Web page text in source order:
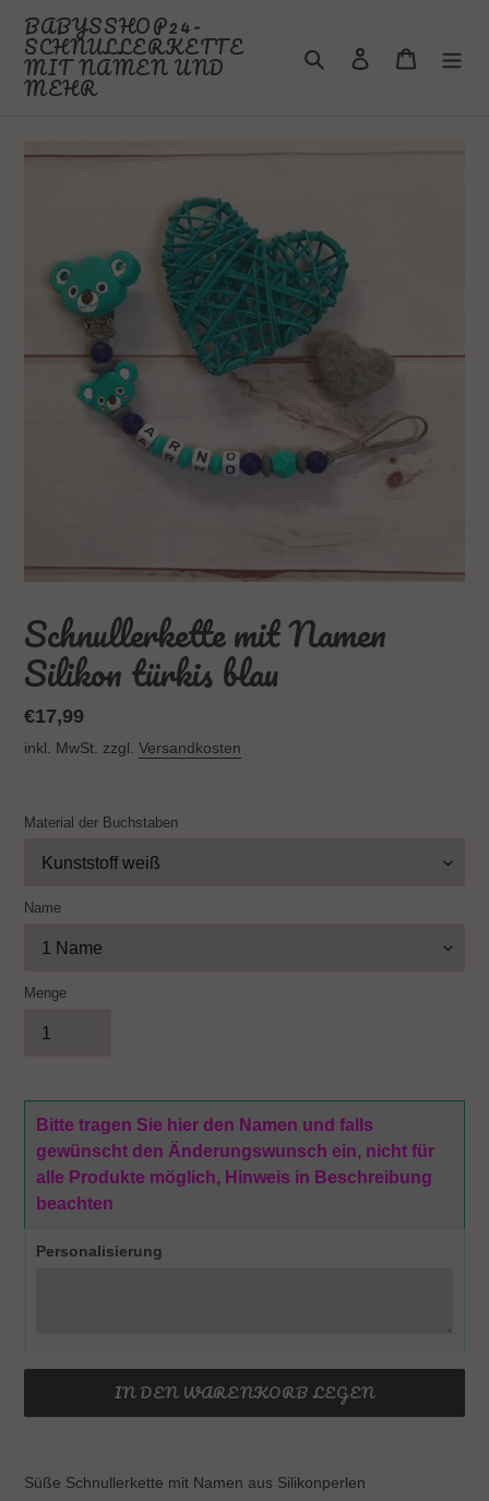
zum
Inhalt
BABYSSHOP24-
SCHNULLERKETTE
MIT NAMEN UND
MEHR
Suchen Einloggen
Schnullerkette mit Namen
Silikon türkis blau
Normaler
Preis
€17,99
inkl. MwSt. zzgl. Versandkosten
Material der Buchstaben
Name
Menge
Bitte tragen Sie hier den Namen und falls
gewünscht den Änderungswunsch ein, nicht für
alle Produkte möglich, Hinweis in Beschreibung
beachten
Personalisierung
IN DEN WARENKORB LEGEN
Süße Schnullerkette mit Namen aus Silikonperlen